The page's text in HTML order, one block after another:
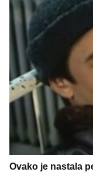
Ovako je nastala